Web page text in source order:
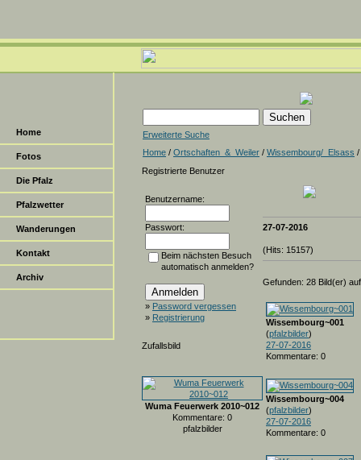
Home
Fotos
Die Pfalz
Pfalzwetter
Wanderungen
Kontakt
Archiv
Erweiterte Suche
Home / Ortschaften_&_Weiler / Wissembourg/_Elsass /
Registrierte Benutzer
Benutzername:
Passwort:
Beim nächsten Besuch
automatisch anmelden?
» Password vergessen
» Registrierung
Zufallsbild
Wuma Feuerwerk 2010~012
Kommentare: 0
pfalzbilder
27-07-2016
(Hits: 15157)
Gefunden: 28 Bild(er)
Wissembourg~001
(pfalzbilder)
27-07-2016
Kommentare: 0
Wissembourg~004
(pfalzbilder)
27-07-2016
Kommentare: 0